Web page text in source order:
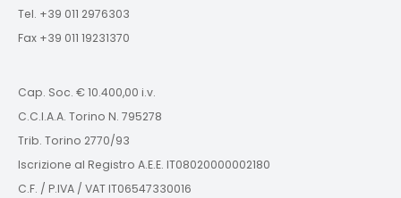
Tel. +39 011 2976303
Fax +39 011 19231370
Cap. Soc. € 10.400,00 i.v.
C.C.I.A.A. Torino N. 795278
Trib. Torino 2770/93
Iscrizione al Registro A.E.E. IT08020000002180
C.F. / P.IVA / VAT IT06547330016